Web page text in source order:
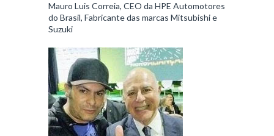
Mauro Luis Correia, CEO da HPE Automotores
do Brasil, Fabricante das marcas Mitsubishi e
Suzuki